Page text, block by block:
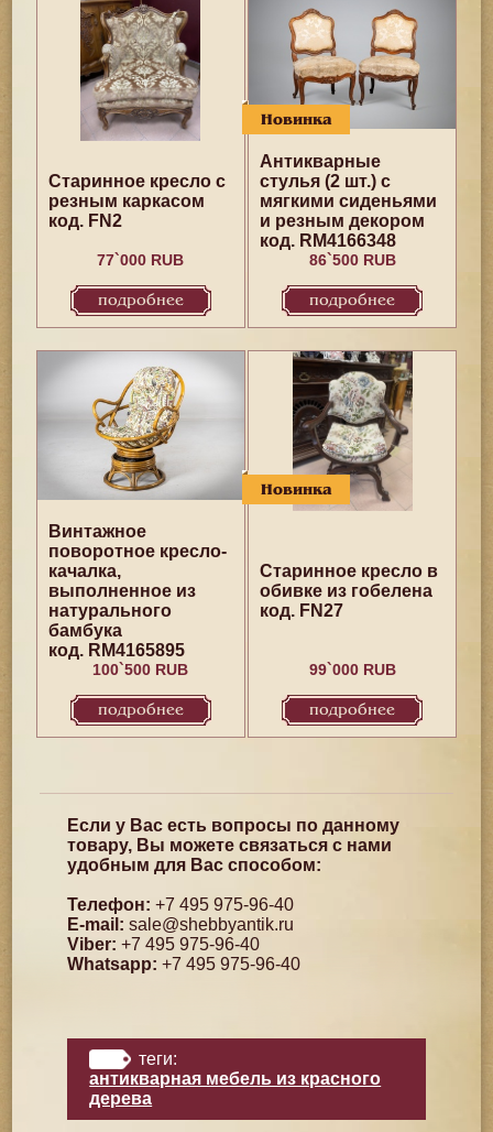
Старинное кресло с
резным каркасом
код. FN2
77`000 RUB
подробнее
Новинка
Антикварные
стулья (2 шт.) с
мягкими сиденьями
и резным декором
код. RM4166348
86`500 RUB
подробнее
Винтажное
поворотное кресло-
качалка,
выполненное из
натурального
бамбука
код. RM4165895
100`500 RUB
подробнее
Новинка
Старинное кресло в
обивке из гобелена
код. FN27
99`000 RUB
подробнее
Если у Вас есть вопросы по данному
товару, Вы можете связаться с нами
удобным для Вас способом:
Телефон: +7 495 975-96-40
E-mail: sale@shebbyantik.ru
Viber: +7 495 975-96-40
Whatsapp: +7 495 975-96-40
теги:
антикварная мебель из красного
дерева